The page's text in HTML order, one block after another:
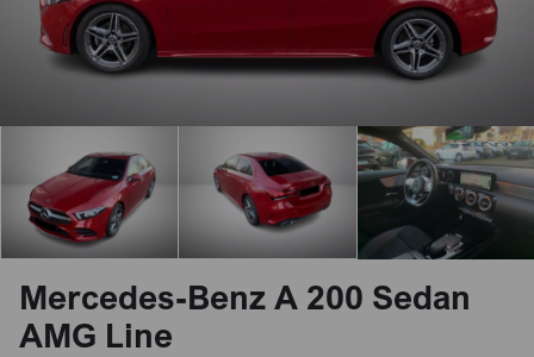
Mercedes-Benz A 200 Sedan
AMG Line